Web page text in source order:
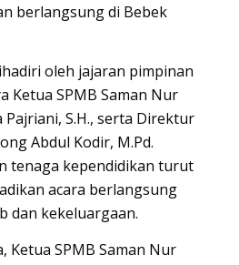
berlangsung di Bebek
oleh jajaran pimpinan
Ketua SPMB Saman Nur
Pajriani, S.H., serta Direktur
Abdul Kodir, M.Pd.
tenaga kependidikan turut
acara berlangsung
dan kekeluargaan.
Ketua SPMB Saman Nur